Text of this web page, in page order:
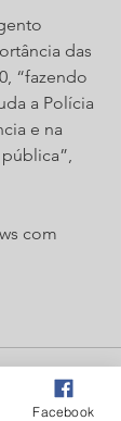
das
“fazendo
a Polícia
e na
com
Facebook